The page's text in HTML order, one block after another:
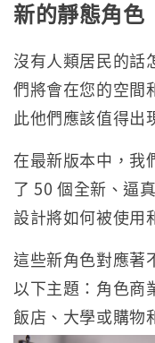
新的靜態角色
沒有人類居民的話
們將會在您的空間
此他們應該值得出
在最新版本中，我
了 50 個全新、逼
設計將如何被使用
這些新角色對應著
以下主題：角色商
飯店、大學或購物